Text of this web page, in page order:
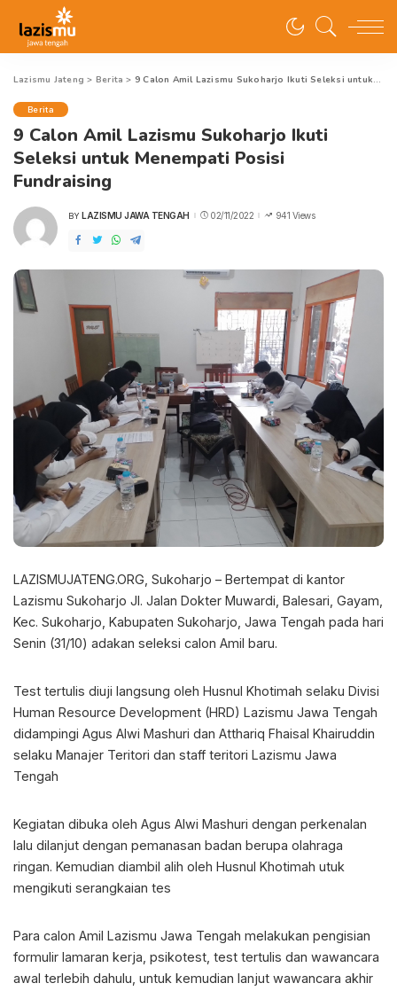
Lazismu Jateng > Berita > 9 Calon Amil Lazismu Sukoharjo Ikuti Seleksi untuk Menempati Posisi Fundraising
Berita
9 Calon Amil Lazismu Sukoharjo Ikuti
Seleksi untuk Menempati Posisi
Fundraising
POSTED
BY LAZISMU JAWA TENGAH 02/11/2022 941 Views
LAZISMUJATENG.ORG, Sukoharjo – Bertempat di kantor
Lazismu Sukoharjo Jl. Jalan Dokter Muwardi, Balesari, Gayam,
Kec. Sukoharjo, Kabupaten Sukoharjo, Jawa Tengah pada hari
Senin (31/10) adakan seleksi calon Amil baru.
Test tertulis diuji langsung oleh Husnul Khotimah selaku Divisi
Human Resource Development (HRD) Lazismu Jawa Tengah
didampingi Agus Alwi Mashuri dan Atthariq Fhaisal Khairuddin
selaku Manajer Teritori dan staff teritori Lazismu Jawa
Tengah
Kegiatan dibuka oleh Agus Alwi Mashuri dengan perkenalan
lalu dilanjut dengan pemanasan badan berupa olahraga
ringan. Kemudian diambil alih oleh Husnul Khotimah utuk
mengikuti serangkaian tes
Para calon Amil Lazismu Jawa Tengah melakukan pengisian
formulir lamaran kerja, psikotest, test tertulis dan wawancara
awal terlebih dahulu, untuk kemudian lanjut wawancara akhir